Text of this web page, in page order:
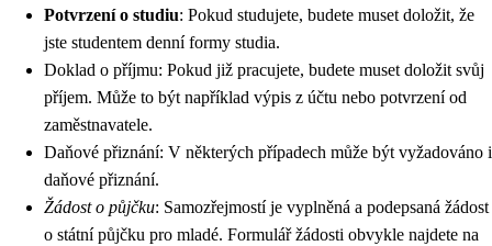
Potvrzení o studiu: Pokud studujete, budete muset doložit, že
jste studentem denní formy studia.
Doklad o příjmu: Pokud již pracujete, budete muset doložit svůj
příjem. Může to být například výpis z účtu nebo potvrzení od
zaměstnavatele.
Daňové přiznání: V některých případech může být vyžadováno i
daňové přiznání.
Žádost o půjčku: Samozřejmostí je vyplněná a podepsaná žádost
o státní půjčku pro mladé. Formulář žádosti obvykle najdete na